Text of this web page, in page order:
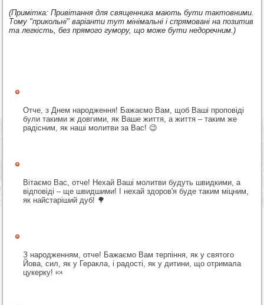
(Примітка: Привітання для священника мають бути тактовними.
Тому "прикольні" варіанти тут мінімальні і спрямовані на позитив
та легкість, без прямого гумору, що може бути недоречним.)
Отче, з Днем народження! Бажаємо Вам, щоб Ваші проповіді
були такими ж довгими, як Ваше життя, а життя – таким же
радісним, як наші молитви за Вас! 😉
Вітаємо Вас, отче! Нехай Ваші молитви будуть швидкими, а
відповіді – ще швидшими! І нехай здоров'я буде таким міцним,
як найстаріший дуб! 🌳
З народженням, отче! Бажаємо Вам терпіння, як у святого
Йова, сил, як у Геракла, і радості, як у дитини, що отримала
цукерку! 🍬